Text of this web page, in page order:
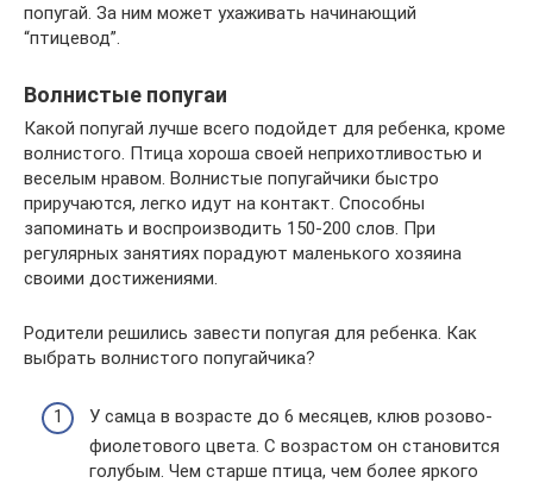
попугай. За ним может ухаживать начинающий
“птицевод”.
Волнистые попугаи
Какой попугай лучше всего подойдет для ребенка, кроме
волнистого. Птица хороша своей неприхотливостью и
веселым нравом. Волнистые попугайчики быстро
приручаются, легко идут на контакт. Способны
запоминать и воспроизводить 150-200 слов. При
регулярных занятиях порадуют маленького хозяина
своими достижениями.
Родители решились завести попугая для ребенка. Как
выбрать волнистого попугайчика?
У самца в возрасте до 6 месяцев, клюв розово-
фиолетового цвета. С возрастом он становится
голубым. Чем старше птица, чем более яркого